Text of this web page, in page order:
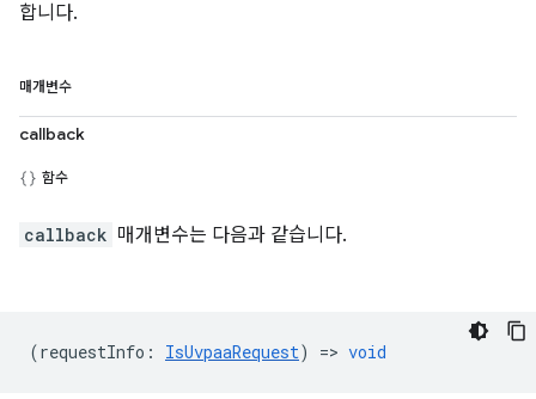
합니다.
매개변수
callback
함수
callback 매개변수는 다음과 같습니다.
(requestInfo : IsUvpaaRequest) => void